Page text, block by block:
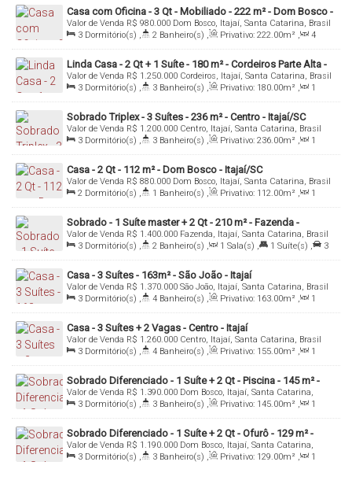
Casa com Oficina - 3 Qt - Mobiliado - 222 m² - Dom Bosco -
Itajaí/SC
R$ 980.000
Valor de Venda
Dom Bosco, Itajaí, Santa Catarina, Brasil
3 Dormitório(s) , 2 Banheiro(s) , Privativo: 222.00m² ,
4
Sala(s) , 2 Vaga(s) , Útil: 222.00m² , Terreno: 298.00m²
Linda Casa - 2 Qt + 1 Suíte - 180 m² - Cordeiros Parte Alta -
Itajaí/SC
R$ 1.250.000
Valor de Venda
Cordeiros, Itajaí, Santa Catarina, Brasil
3 Dormitório(s) , 3 Banheiro(s) , Privativo: 180.00m² ,
1
Sala(s) , Total: 300.00m² , 2 Vaga(s) , Útil: 180.00m²
Sobrado Triplex - 3 Suítes - 236 m² - Centro - Itajaí/SC
R$ 1.200.000
Valor de Venda
Centro, Itajaí, Santa Catarina, Brasil
3 Dormitório(s) , 3 Banheiro(s) , Privativo: 236.00m² ,
1
Sala(s) , 3 Suíte(s) , Total: 242.00m² , Útil: 236.00m²
Casa - 2 Qt - 112 m² - Dom Bosco - Itajaí/SC
R$ 880.000
Valor de Venda
Dom Bosco, Itajaí, Santa Catarina, Brasil
2 Dormitório(s) , 1 Banheiro(s) , Privativo: 112.00m² ,
1
Sala(s) , Total: 300.00m² , 4 Vaga(s) , Útil: 112.00m²
Sobrado - 1 Suíte master + 2 Qt - 210 m² - Fazenda -
Itajaí/SC
R$ 1.400.000
Valor de Venda
Fazenda, Itajaí, Santa Catarina, Brasil
3 Dormitório(s) , 2 Banheiro(s) , 1 Sala(s) , 1 Suíte(s) ,
3
Vaga(s) , Útil: 185.00m² , Terreno: 210.00m²
Casa - 3 Suítes - 163m² - São João - Itajaí
R$ 1.370.000
Valor de Venda
São João, Itajaí, Santa Catarina, Brasil
3 Dormitório(s) , 4 Banheiro(s) , Privativo: 163.00m² ,
1
Sala(s) , 3 Suíte(s) , Total: 158.16m² , 2 Vaga(s) ,
Útil:
163
m²
Casa - 3 Suítes + 2 Vagas - Centro - Itajaí
R$ 1.260.000
Valor de Venda
Centro, Itajaí, Santa Catarina, Brasil
3 Dormitório(s) , 4 Banheiro(s) , Privativo: 155.00m² ,
1
Sala(s) , 3 Suíte(s) , Total: 149.00m² , 2 Vaga(s) ,
Útil:
155.00 m²
Sobrado Diferenciado - 1 Suíte + 2 Qt - Piscina - 145 m² -
Dom Bosco - Itajaí/SC
R$ 1.390.000
Valor de Venda
Dom Bosco, Itajaí, Santa Catarina,
Brasil
3 Dormitório(s) , 3 Banheiro(s) , Privativo: 145.00m² ,
1
Sala(s) , 1 Suíte(s) , 2 Vaga(s) , Útil: 145.00m²
Sobrado Diferenciado - 1 Suíte + 2 Qt - Ofurô - 129 m² -
Dom Bosco - Itajaí/SC
R$ 1.190.000
Valor de Venda
Dom Bosco, Itajaí, Santa Catarina,
Brasil
3 Dormitório(s) , 3 Banheiro(s) , Privativo: 129.00m² ,
1